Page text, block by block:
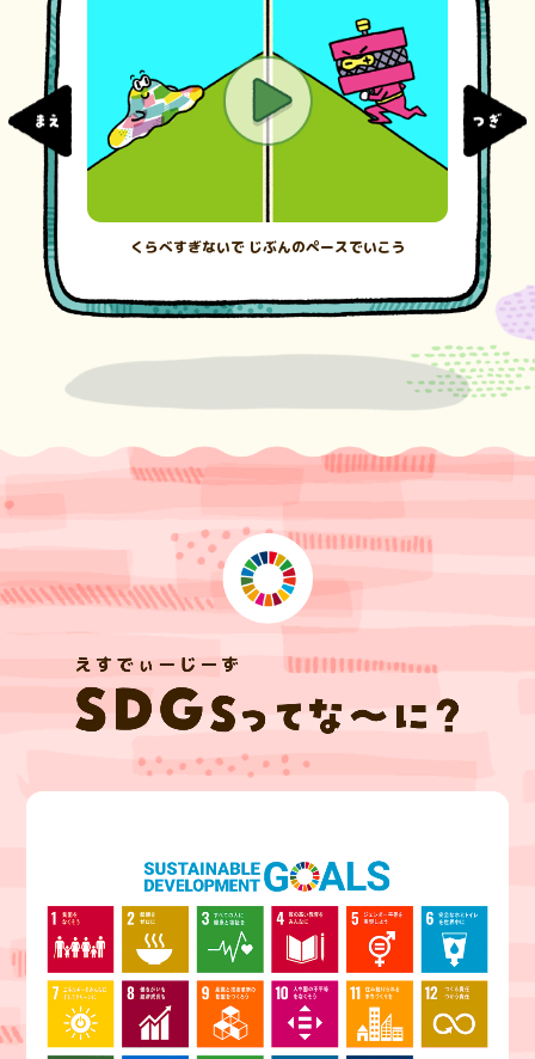
くらべすぎないで じぶんのペースでいこう